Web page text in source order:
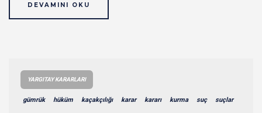
DEVAMINI OKU
YARGITAY KARARLARI
gümrük hüküm kaçakçılığı karar kararı kurma suç suçlar